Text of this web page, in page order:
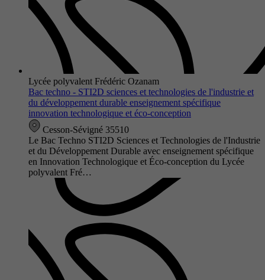
Lycée polyvalent Frédéric Ozanam
Bac techno - STI2D sciences et technologies de l'industrie et
du développement durable enseignement spécifique
innovation technologique et éco-conception
Cesson-Sévigné 35510
Le Bac Techno STI2D Sciences et Technologies de l'Industrie
et du Développement Durable avec enseignement spécifique
en Innovation Technologique et Éco-conception du Lycée
polyvalent Fré…